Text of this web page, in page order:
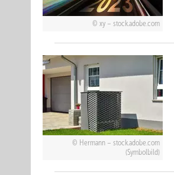
xy – stock.adobe.com
Hermann – stock.adobe.com
(Symbolbild)